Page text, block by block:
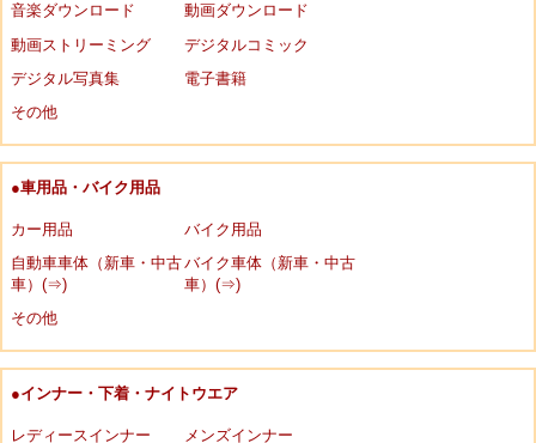
音楽ダウンロード
動画ダウンロード
動画ストリーミング
デジタルコミック
デジタル写真集
電子書籍
その他
●車用品・バイク用品
カー用品
バイク用品
自動車車体（新車・中古
車）(⇒)
バイク車体（新車・中古
車）(⇒)
その他
●インナー・下着・ナイトウエア
レディースインナー
メンズインナー